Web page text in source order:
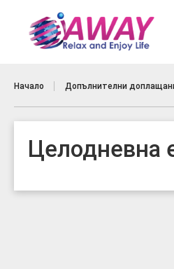
Начало Допълнителни
Целодневна